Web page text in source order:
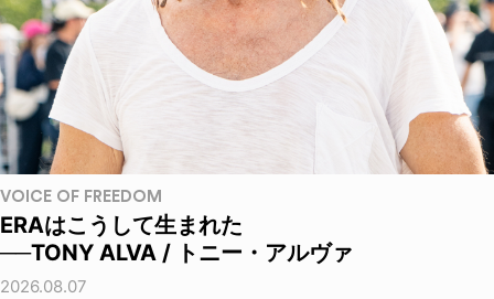
VOICE OF FREEDOM
ERAはこうして生まれた
──TONY ALVA / トニー・アルヴァ
2026.08.07